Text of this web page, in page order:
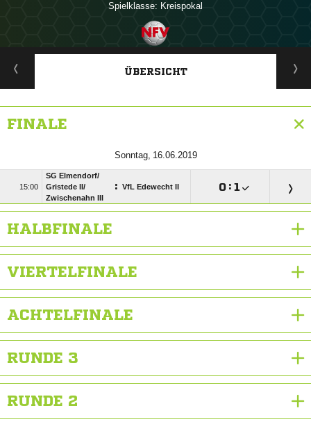
Spielklasse: Kreispokal
ANZEIGE
ÜBERSICHT
FINALE
 

SG Elmendorf/​
Gristede II/​
Zwischenahn III
: VfL Edewecht II  : 
HALBFINALE
VIERTELFINALE
ACHTELFINALE
RUNDE 3
RUNDE 2